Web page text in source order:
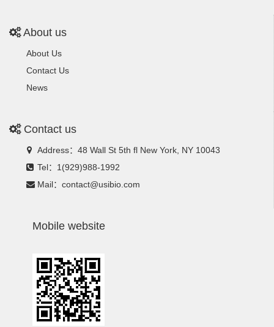
About us
About Us
Contact Us
News
Contact us
Address：48 Wall St 5th fl New York, NY 10043
Tel：1(929)988-1992
Mail：contact@usibio.com
Mobile website